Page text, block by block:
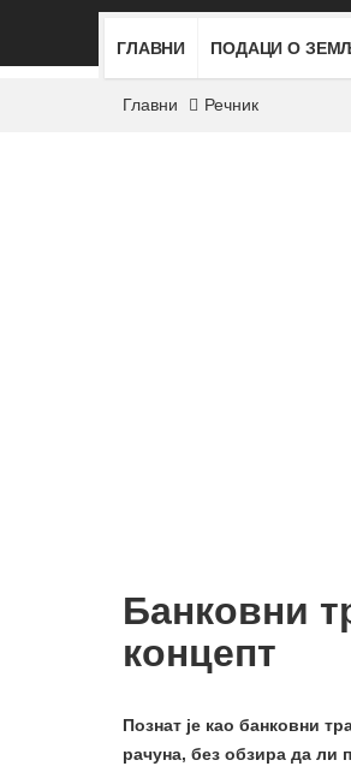
ГЛАВНИ ПОДАЦИ О
Главни Речник
Банковни
концепт
Познат је као банковни
рачуна, без обзира да ли